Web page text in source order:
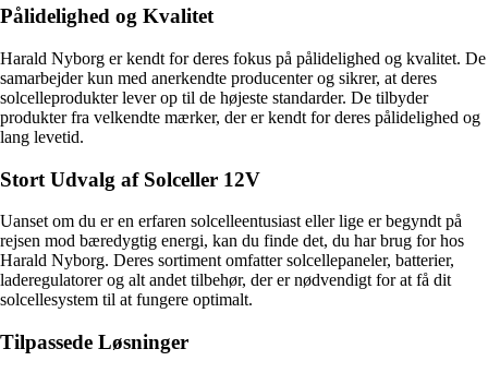
Pålidelighed og Kvalitet
Harald Nyborg er kendt for deres fokus på pålidelighed og kvalitet. De
samarbejder kun med anerkendte producenter og sikrer, at deres
solcelleprodukter lever op til de højeste standarder. De tilbyder
produkter fra velkendte mærker, der er kendt for deres pålidelighed og
lang levetid.
Stort Udvalg af Solceller 12V
Uanset om du er en erfaren solcelleentusiast eller lige er begyndt på
rejsen mod bæredygtig energi, kan du finde det, du har brug for hos
Harald Nyborg. Deres sortiment omfatter solcellepaneler, batterier,
laderegulatorer og alt andet tilbehør, der er nødvendigt for at få dit
solcellesystem til at fungere optimalt.
Tilpassede Løsninger